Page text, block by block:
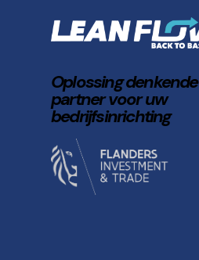
Oplossing denkende
partner voor uw
bedrijfsinrichting